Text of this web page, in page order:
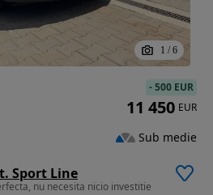
1 / 6
Sport Line
nu necesita nicio investitie
-500 EUR
11 450 EUR
Sub medie